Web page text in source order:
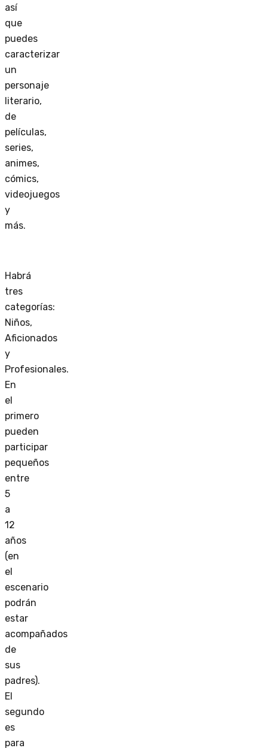
así
que
puedes
caracterizar
un
personaje
literario,
de
películas,
series,
animes,
cómics,
videojuegos
y
más.
Habrá
tres
categorías:
Niños,
Aficionados
y
Profesionales.
En
el
primero
pueden
participar
pequeños
entre
5
a
12
años
(en
el
escenario
podrán
estar
acompañados
de
sus
padres).
El
segundo
es
para